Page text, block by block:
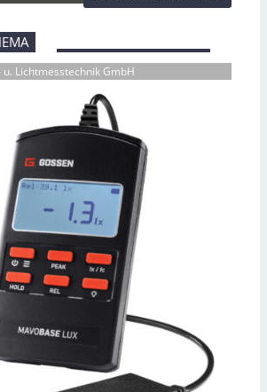
u. Lichtmesstechnik GmbH